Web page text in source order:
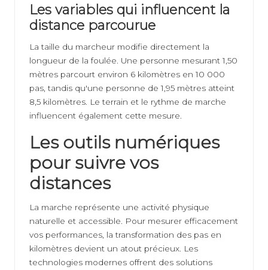
Les variables qui influencent la
distance parcourue
La taille du marcheur modifie directement la
longueur de la foulée. Une personne mesurant 1,50
mètres parcourt environ 6 kilomètres en 10 000
pas, tandis qu'une personne de 1,95 mètres atteint
8,5 kilomètres. Le terrain et le rythme de marche
influencent également cette mesure.
Les outils numériques
pour suivre vos
distances
La marche représente une activité physique
naturelle et accessible. Pour mesurer efficacement
vos performances, la transformation des pas en
kilomètres devient un atout précieux. Les
technologies modernes offrent des solutions